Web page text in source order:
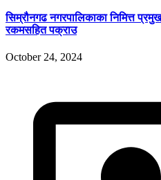
सिम्रौनगढ नगरपालिकाका निमित्त
रकमसहित पक्राउ
October 24, 2024